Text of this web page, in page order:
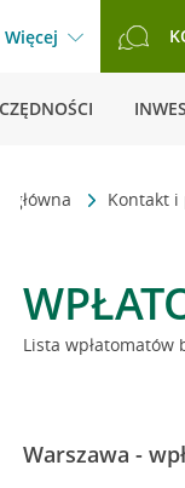
Więcej
główna Kontakt i
Lista wpłatomatów
Warszawa -